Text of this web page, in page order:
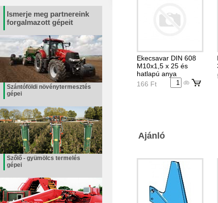
Ismerje meg partnereink
forgalmazott gépeit
Szántóföldi növénytermesztés
gépei
Szőlő - gyümölcs termelés
gépei
Ekecsavar DIN 608
M10x1,5 x 25 és
hatlapú anya
166 Ft
db
Ajánló